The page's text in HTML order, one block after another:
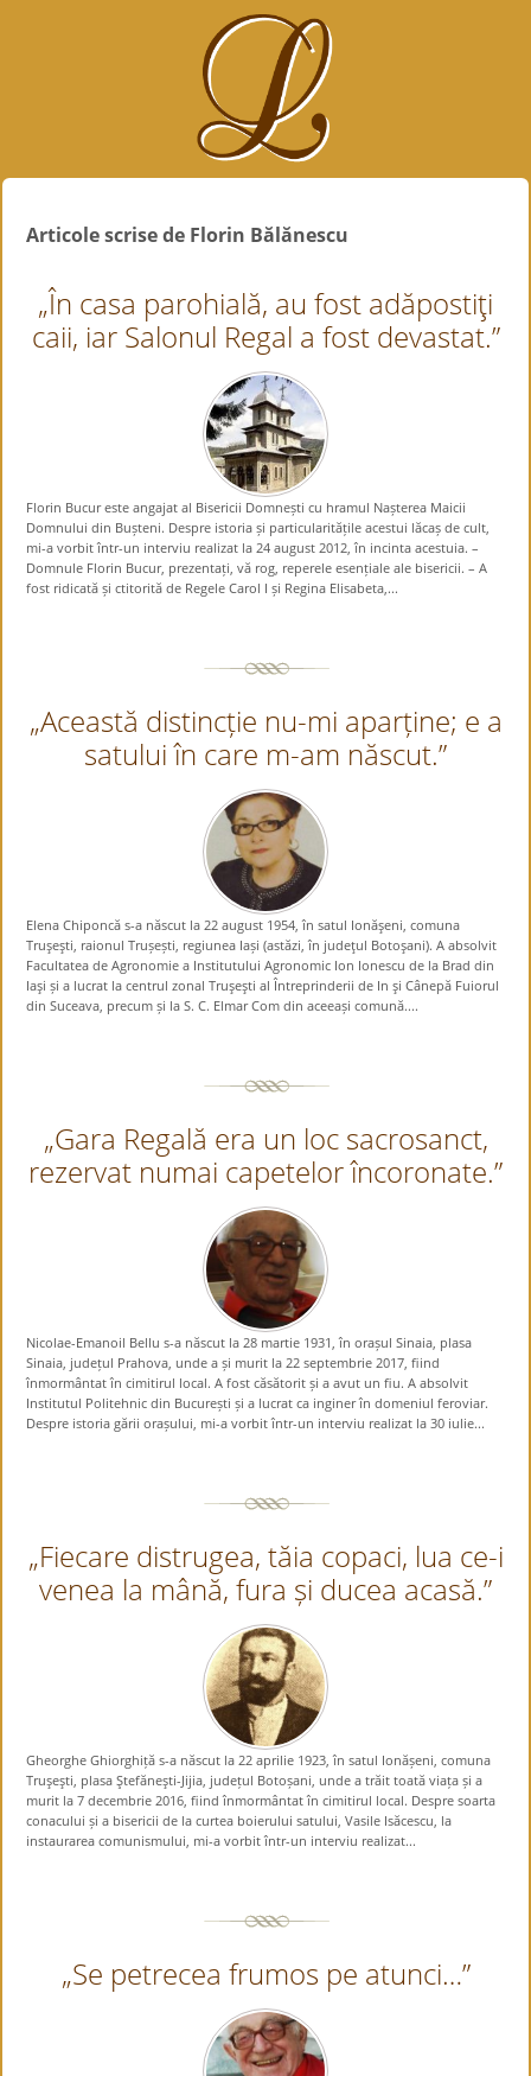
Articole scrise de Florin Bălănescu
„În casa parohială, au fost adăpostiţi
caii, iar Salonul Regal a fost devastat.”
Florin Bucur este angajat al Bisericii Domnești cu hramul Nașterea Maicii
Domnului din Bușteni. Despre istoria și particularitățile acestui lăcaș de cult,
mi-a vorbit într-un interviu realizat la 24 august 2012, în incinta acestuia. –
Domnule Florin Bucur, prezentați, vă rog, reperele esențiale ale bisericii. – A
fost ridicată și ctitorită de Regele Carol I și Regina Elisabeta,...
„Această distincție nu-mi aparține; e a
satului în care m-am născut.”
Elena Chiponcă s-a născut la 22 august 1954, în satul Ionăşeni, comuna
Truşeşti, raionul Trușești, regiunea Iași (astăzi, în judeţul Botoşani). A absolvit
Facultatea de Agronomie a Institutului Agronomic Ion Ionescu de la Brad din
Iaşi și a lucrat la centrul zonal Truşeşti al Întreprinderii de In şi Cânepă Fuiorul
din Suceava, precum și la S. C. Elmar Com din aceeași comună....
„Gara Regală era un loc sacrosanct,
rezervat numai capetelor încoronate.”
Nicolae-Emanoil Bellu s-a născut la 28 martie 1931, în orașul Sinaia, plasa
Sinaia, județul Prahova, unde a și murit la 22 septembrie 2017, fiind
înmormântat în cimitirul local. A fost căsătorit și a avut un fiu. A absolvit
Institutul Politehnic din București și a lucrat ca inginer în domeniul feroviar.
Despre istoria gării orașului, mi-a vorbit într-un interviu realizat la 30 iulie...
„Fiecare distrugea, tăia copaci, lua ce-i
venea la mână, fura și ducea acasă.”
Gheorghe Ghiorghiță s-a născut la 22 aprilie 1923, în satul Ionășeni, comuna
Truşeşti, plasa Ştefăneşti-Jijia, județul Botoșani, unde a trăit toată viața și a
murit la 7 decembrie 2016, fiind înmormântat în cimitirul local. Despre soarta
conacului și a bisericii de la curtea boierului satului, Vasile Isăcescu, la
instaurarea comunismului, mi-a vorbit într-un interviu realizat...
„Se petrecea frumos pe atunci…”